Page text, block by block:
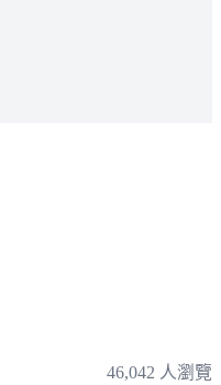
46,042 人瀏覽